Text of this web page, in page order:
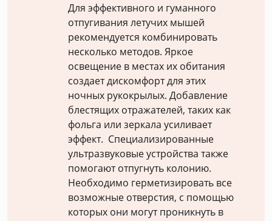
Для эффективного и гуманного
отпугивания летучих мышей
рекомендуется комбинировать
несколько методов. Яркое
освещение в местах их обитания
создает дискомфорт для этих
ночных рукокрылых. Добавление
блестящих отражателей, таких как
фольга или зеркала усиливает
эффект. Специализированные
ультразвуковые устройства также
помогают отпугнуть колонию.
Необходимо герметизировать все
возможные отверстия, c помощью
которых они могут проникнуть в